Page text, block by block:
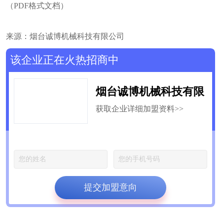
（PDF格式文档）
来源：烟台诚博机械科技有限公司
该企业正在火热招商中
烟台诚博机械科技有限
公司
获取企业详细加盟资料>>
提交加盟意向